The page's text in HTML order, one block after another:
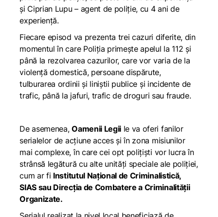
și Ciprian Lupu – agent de poliție, cu 4 ani de
experiență.
Fiecare episod va prezenta trei cazuri diferite, din
momentul în care Poliția primește apelul la 112 și
până la rezolvarea cazurilor, care vor varia de la
violență domestică, persoane dispărute,
tulburarea ordinii și liniștii publice și incidente de
trafic, până la jafuri, trafic de droguri sau fraude.
De asemenea,Oamenii Legii le va oferi fanilor
serialelor de acțiune acces și în zona misiunilor
mai complexe, în care cei opt polițiști vor lucra în
strânsă legătură cu alte unități speciale ale poliției,
cum ar fi Institutul Național de Criminalistică,
SIAS sau Direcția de Combatere a Criminalității
Organizate.